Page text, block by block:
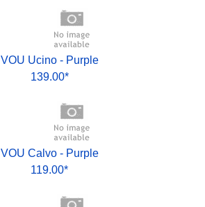
VOU Ucino - Purple
139.00*
VOU Calvo - Purple
119.00*